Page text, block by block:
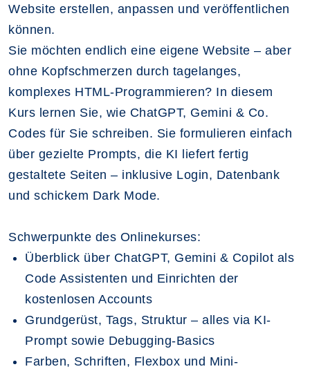
Website erstellen, anpassen und veröffentlichen
können.
Sie möchten endlich eine eigene Website – aber
ohne Kopfschmerzen durch tagelanges,
komplexes HTML-Programmieren? In diesem
Kurs lernen Sie, wie ChatGPT, Gemini & Co.
Codes für Sie schreiben. Sie formulieren einfach
über gezielte Prompts, die KI liefert fertig
gestaltete Seiten – inklusive Login, Datenbank
und schickem Dark Mode.
Schwerpunkte des Onlinekurses:
Überblick über ChatGPT, Gemini & Copilot als
Code Assistenten und Einrichten der
kostenlosen Accounts
Grundgerüst, Tags, Struktur – alles via KI-
Prompt sowie Debugging-Basics
Farben, Schriften, Flexbox und Mini-